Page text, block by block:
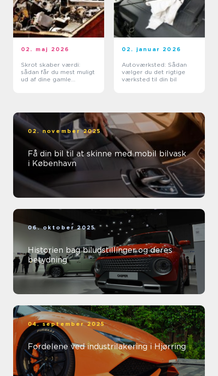
02. maj 2026
Skrot skaber værdi:
sådan får du mest muligt
ud af dine gamle
02. januar 2026
Autoværksted: Sådan
vælger du det rigtige
værksted til din bil
02. november 2025
Få din bil til at skinne med mobil bilvask
i København
06. oktober 2025
Historien bag biludstillinger og deres
betydning
04. september 2025
Fordelene ved industrilakering i Hjørring